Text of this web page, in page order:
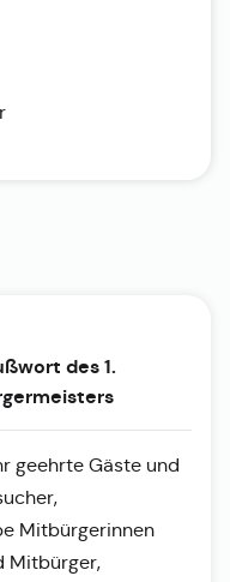
des 1.
geehrte Gäste und
Mitbürgerinnen
Mitbürger,